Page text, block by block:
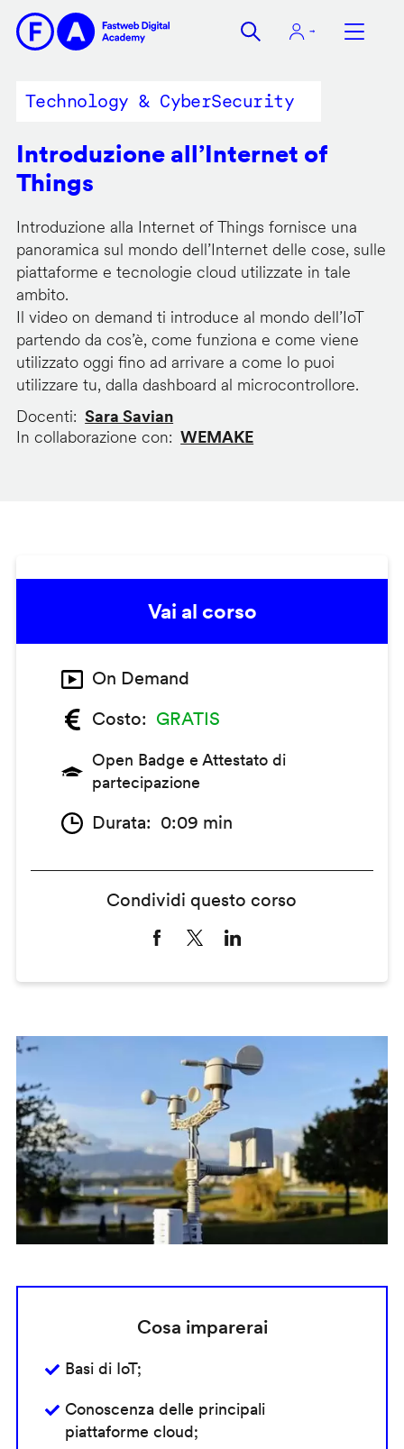
contenuto
Technology & CyberSecurity
Introduzione all’Internet of
Things
Introduzione alla Internet of Things fornisce una
panoramica sul mondo dell’Internet delle cose, sulle
piattaforme e tecnologie cloud utilizzate in tale
ambito.
Il video on demand ti introduce al mondo dell’IoT
partendo da cos’è, come funziona e come viene
utilizzato oggi fino ad arrivare a come lo puoi
utilizzare tu, dalla dashboard al microcontrollore.
Docenti
Sara Savian
In collaborazione con
WEMAKE
Vai al corso
On Demand
Costo
GRATIS
Open Badge e Attestato di
partecipazione
Durata 0:09 min
Condividi questo corso
Cosa imparerai
Basi di IoT;
Conoscenza delle principali
piattaforme cloud;